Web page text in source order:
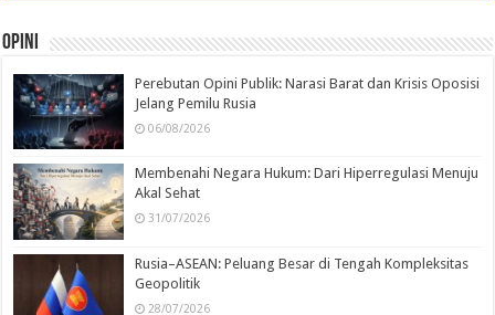
Opini
Perebutan Opini Publik: Narasi Barat dan Krisis Oposisi
Jelang Pemilu Rusia
06/08/2026
Membenahi Negara Hukum: Dari Hiperregulasi Menuju
Akal Sehat
31/07/2026
Rusia–ASEAN: Peluang Besar di Tengah Kompleksitas
Geopolitik
28/07/2026